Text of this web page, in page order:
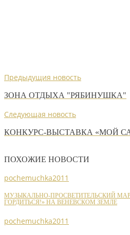
Предыдущия новость
ЗОНА ОТДЫХА "РЯБИНУШКА"
Следующая новость
КОНКУРС-ВЫСТАВКА «МОЙ
ПОХОЖИЕ НОВОСТИ
pochemuchka2011
МУЗЫКАЛЬНО-ПРОСВЕТИТЕЛЬСКИЙ
ГОРДИТЬСЯ!» НА ВЕНЕВСКОМ ЗЕМЛЕ
pochemuchka2011